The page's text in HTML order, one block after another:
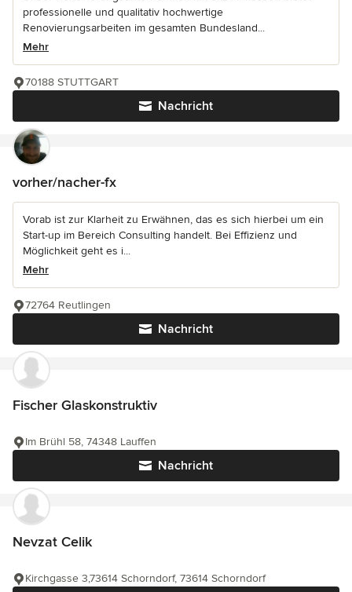
professionelle und qualitativ hochwertige
Renovierungsarbeiten im gesamten Bundesland...
Mehr
Nachricht
70188 STUTTGART
vorher/nacher-fx
Vorab ist zur Klarheit zu Erwähnen, das es sich hierbei um ein
Start-up im Bereich Consulting handelt. Bei Effizienz und
Möglichkeit geht es i...
Mehr
Nachricht
72764 Reutlingen
Fischer Glaskonstruktiv
Nachricht
Im Brühl 58, 74348 Lauffen
Nevzat Celik
Kirchgasse 3,73614 Schorndorf, 73614 Schorndorf